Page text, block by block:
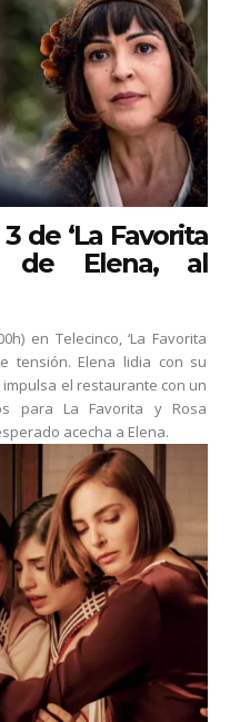
de ‘La Favorita
de Elena, al
en Telecinco, ‘La Favorita
tensión. Elena lidia con su
el restaurante con un
para La Favorita y Rosa
acecha a Elena.